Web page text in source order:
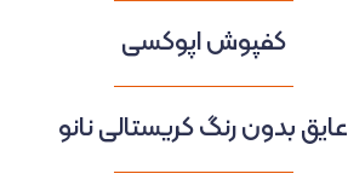
کفپوش اپوکسی
عایق بدون رنگ کریستالی نانو